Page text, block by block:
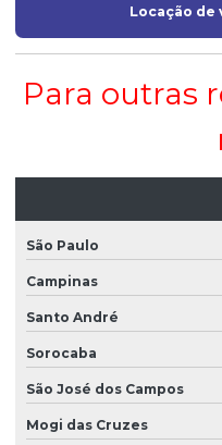
Locação
Para outras
São Paulo
Campinas
Santo André
Sorocaba
São José dos Campos
Mogi das Cruzes